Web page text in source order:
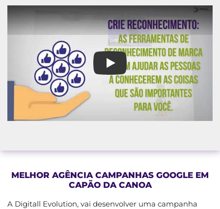
Agência Campanhas Google
MELHOR AGÊNCIA CAMPANHAS GOOGLE EM
CAPÃO DA CANOA
A Digitall Evolution, vai desenvolver uma campanha